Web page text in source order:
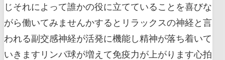
じそれによって誰かの役に立てていることを喜びな
がら働いてみませんかするとリラックスの神経と言
われる副交感神経が活発に機能し精神が落ち着いて
いきますリンパ球が増えて免疫力が上がります心拍